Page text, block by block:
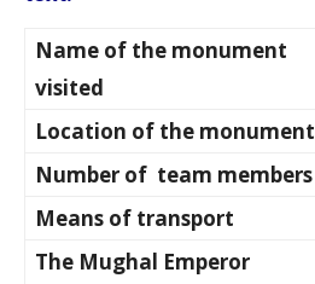
Name of the monument
visited
Location of the monument
Number of team members
Means of transport
The Mughal Emperor